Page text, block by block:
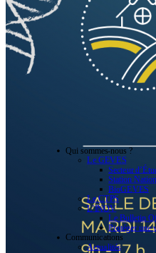
Qui sommes-nous ?
Le GEVES
Secteur
Station
BioGEVES
Le CTPS
L’INOV
Le Bulletin
Protéger une
Communications
Actualités